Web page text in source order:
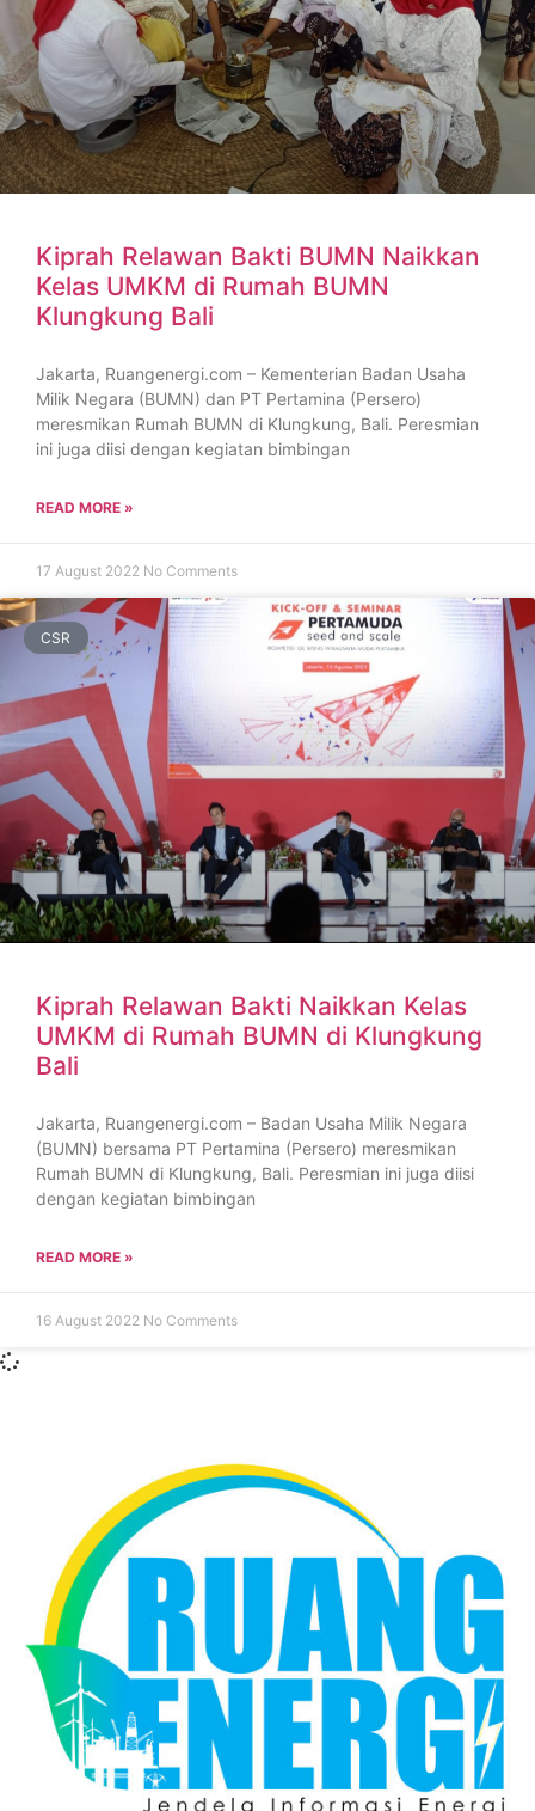
Kiprah Relawan Bakti BUMN Naikkan
Kelas UMKM di Rumah BUMN
Klungkung Bali
Jakarta, Ruangenergi.com – Kementerian Badan Usaha
Milik Negara (BUMN) dan PT Pertamina (Persero)
meresmikan Rumah BUMN di Klungkung, Bali. Peresmian
ini juga diisi dengan kegiatan bimbingan
READ MORE »
17 August 2022 No Comments
CSR
Kiprah Relawan Bakti Naikkan Kelas
UMKM di Rumah BUMN di Klungkung
Bali
Jakarta, Ruangenergi.com – Badan Usaha Milik Negara
(BUMN) bersama PT Pertamina (Persero) meresmikan
Rumah BUMN di Klungkung, Bali. Peresmian ini juga diisi
dengan kegiatan bimbingan
READ MORE »
16 August 2022 No Comments